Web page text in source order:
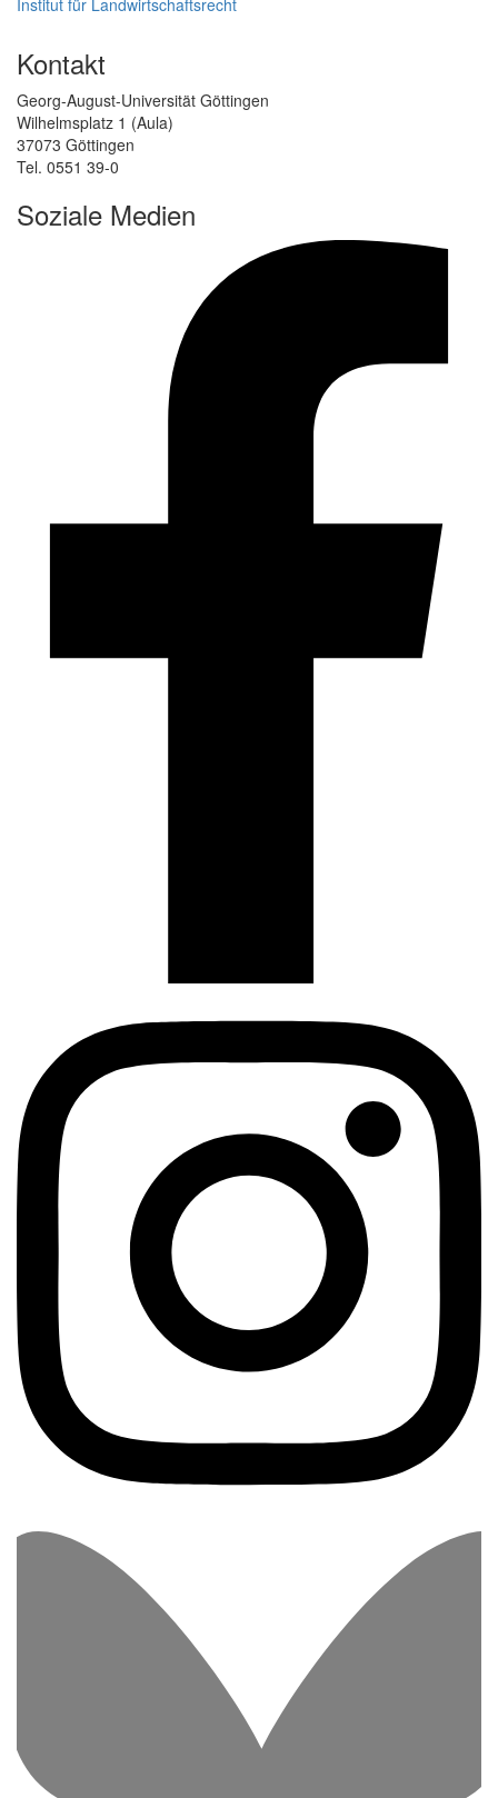
Kontakt
Georg-August-Universität Göttingen
Wilhelmsplatz 1 (Aula)
37073 Göttingen
Tel. 0551 39-0
Soziale Medien